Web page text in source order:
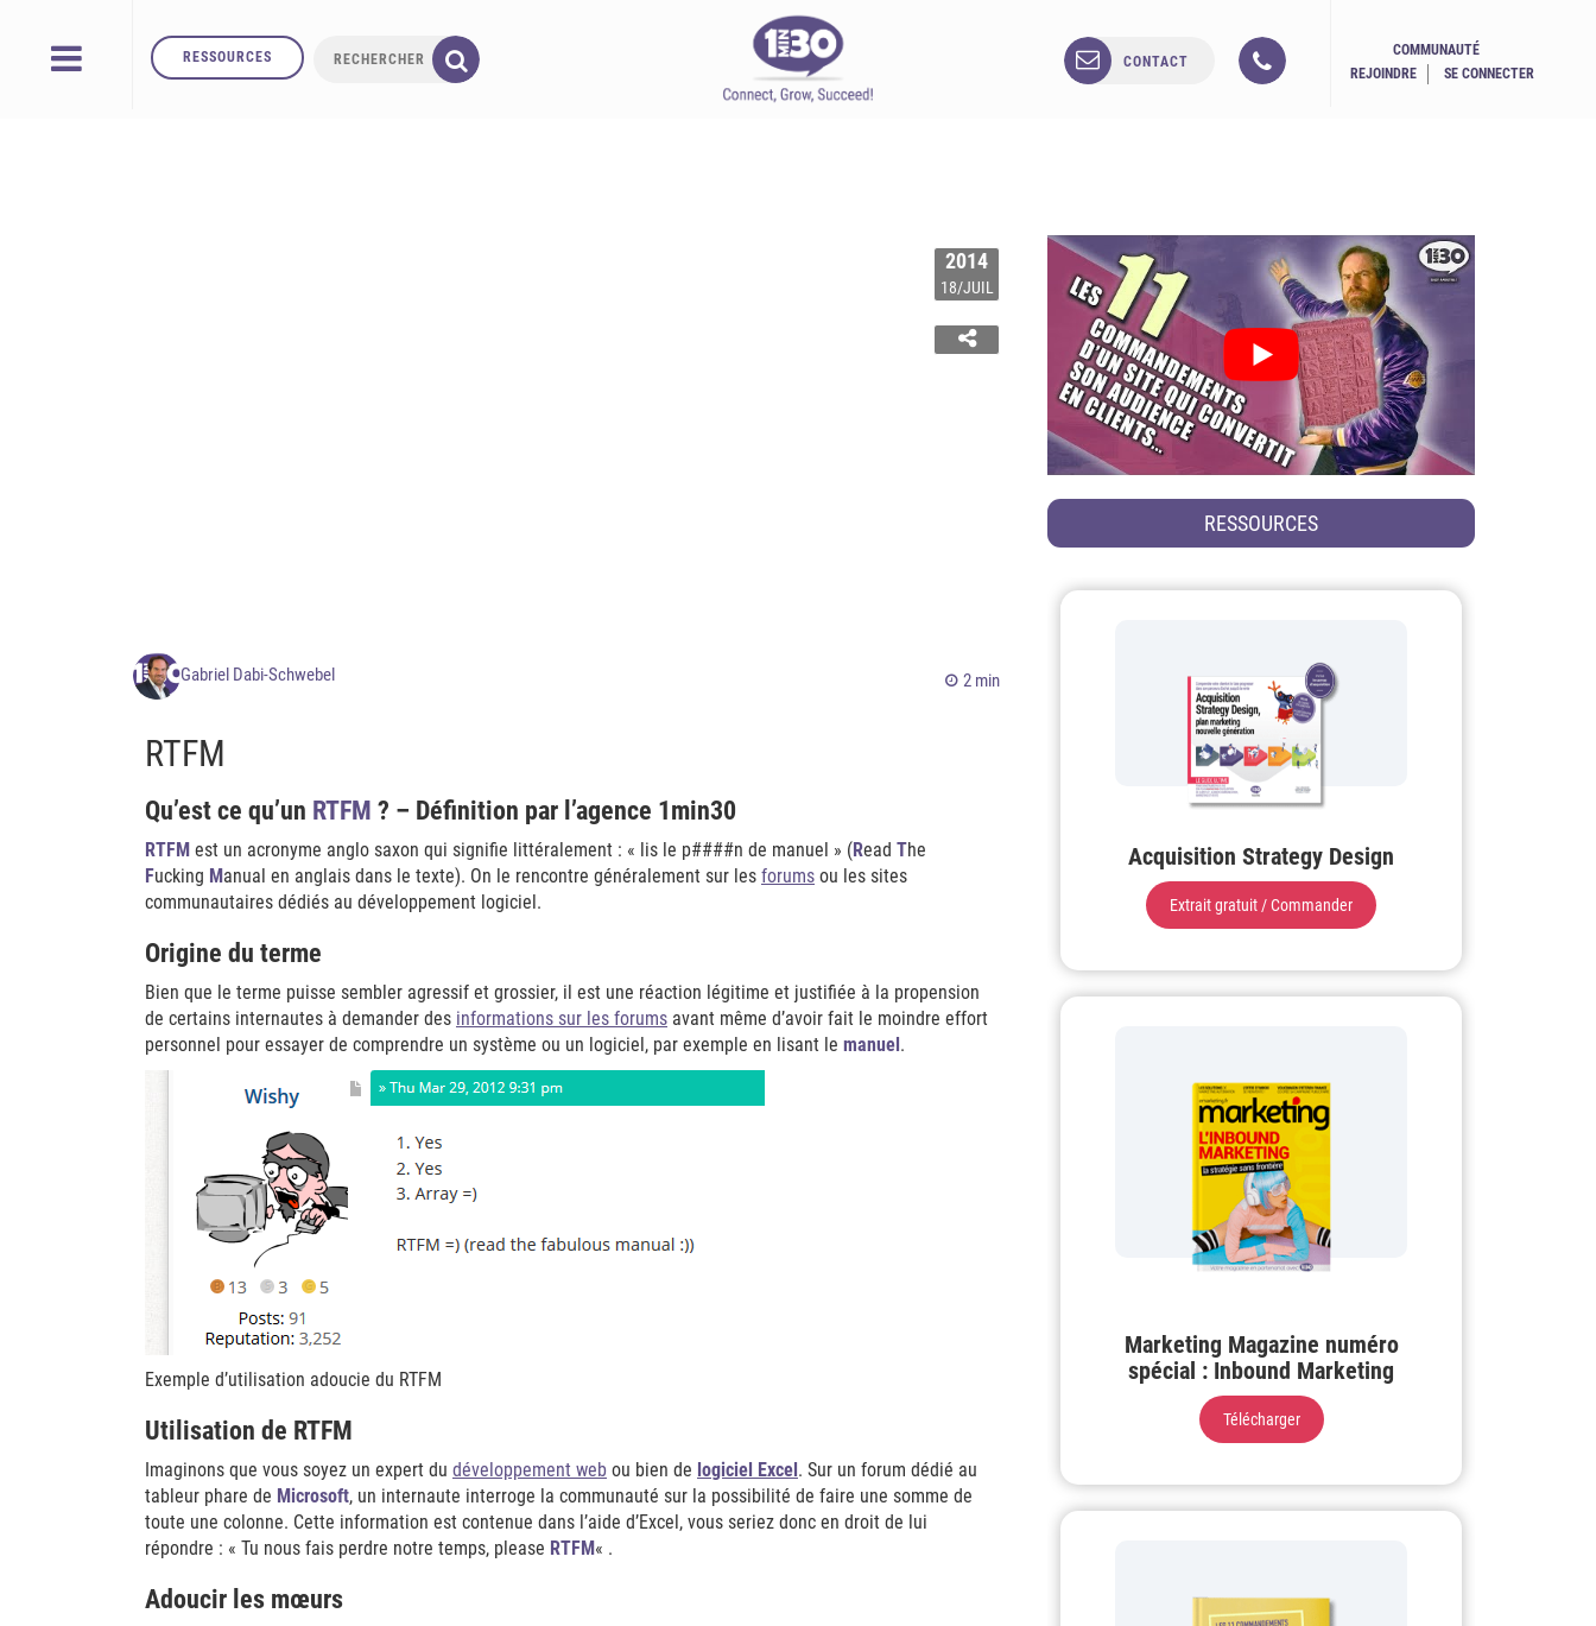
RESSOURCES CONTACT
COMMUNAUTÉ
REJOINDRE
SE CONNECTER
2014
18/JUIL
Gabriel Dabi-Schwebel 2 min
RTFM
Qu’est ce qu’un RTFM ? – Définition par l’agence 1min30
RTFM est un acronyme anglo saxon qui signifie littéralement : « lis le p####n de manuel » (Read The
Fucking Manual en anglais dans le texte). On le rencontre généralement sur les forums ou les sites
communautaires dédiés au développement logiciel.
Origine du terme
Bien que le terme puisse sembler agressif et grossier, il est une réaction légitime et justifiée à la propension
de certains internautes à demander des informations sur les forums avant même d’avoir fait le moindre effort
personnel pour essayer de comprendre un système ou un logiciel, par exemple en lisant le manuel.
Exemple d’utilisation adoucie du RTFM
Utilisation de RTFM
Imaginons que vous soyez un expert du développement web ou bien de logiciel Excel. Sur un forum dédié au
tableur phare de Microsoft, un internaute interroge la communauté sur la possibilité de faire une somme de
toute une colonne. Cette information est contenue dans l’aide d’Excel, vous seriez donc en droit de lui
répondre : « Tu nous fais perdre notre temps, please RTFM« .
Adoucir les mœurs
RESSOURCES
Acquisition Strategy Design
Extrait gratuit / Commander
Marketing Magazine numéro
spécial : Inbound Marketing
Télécharger